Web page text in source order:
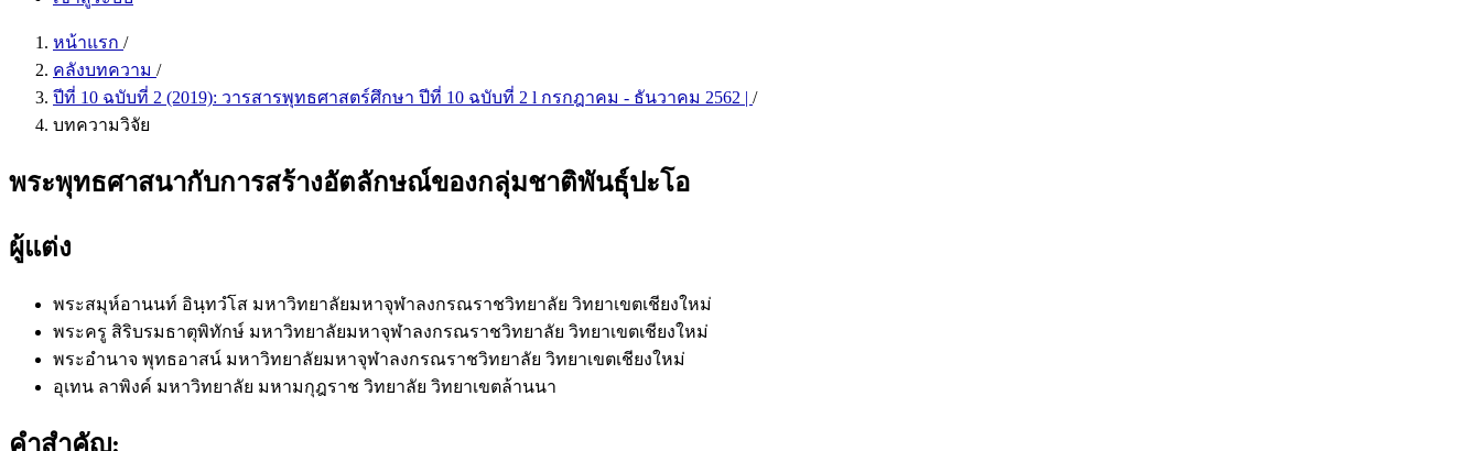
หน้าแรก /
คลังบทความ /
ปีที่ 10 ฉบับที่ 2 (2019): วารสารพุทธศาสตร์ศึกษา ปีที่ 10 ฉบับที่ 2 l กรกฎาคม - ธันวาคม 2562 | /
บทความวิจัย
พระพุทธศาสนากับการสร้างอัตลักษณ์ของกลุ่มชาติพันธุ์ปะโอ
ผู้แต่ง
พระสมุห์อานนท์ อินฺทวํโส มหาวิทยาลัยมหาจุฬาลงกรณราชวิทยาลัย วิทยาเขตเชียงใหม่
พระครู สิริบรมธาตุพิทักษ์ มหาวิทยาลัยมหาจุฬาลงกรณราชวิทยาลัย วิทยาเขตเชียงใหม่
พระอำนาจ พุทธอาสน์ มหาวิทยาลัยมหาจุฬาลงกรณราชวิทยาลัย วิทยาเขตเชียงใหม่
อุเทน ลาพิงค์ มหาวิทยาลัย มหามกุฎราช วิทยาลัย วิทยาเขตล้านนา
คำสำคัญ: